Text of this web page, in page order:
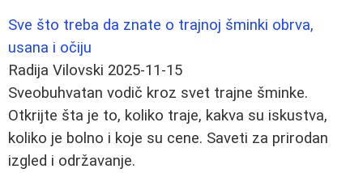
Sve što treba da znate o trajnoj šminki obrva,
usana i očiju
Radija Vilovski 2025-11-15
Sveobuhvatan vodič kroz svet trajne šminke.
Otkrijte šta je to, koliko traje, kakva su iskustva,
koliko je bolno i koje su cene. Saveti za prirodan
izgled i održavanje.